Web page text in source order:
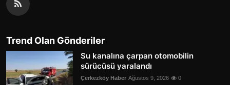
Trend Olan Gönderiler
Su kanalına çarpan otomobilin
sürücüsü yaralandı
Çerkezköy Haber Ağustos 9, 2026 0